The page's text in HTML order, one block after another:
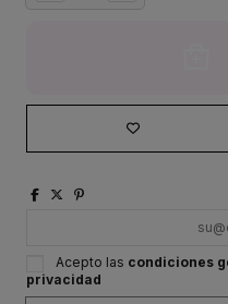
Acepto las condiciones
privacidad